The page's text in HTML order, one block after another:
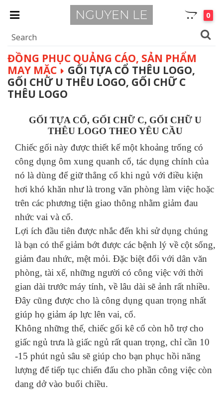
0
ĐỒNG PHỤC QUẢNG CÁO, SẢN PHẨM
MAY MẶC
GỐI TỰA CỔ THÊU LOGO,
GỐI CHỮ U THÊU LOGO, GỐI CHỮ C
THÊU LOGO
GỐI TỰA CỔ, GỐI CHỮ C, GỐI CHỮ U
THÊU LOGO THEO YÊU CẦU
Chiếc gối này được thiết kế một khoảng trống có
công dụng ôm xung quanh cổ, tác dụng chính của
nó là dùng để giữ thẳng cổ khi ngủ với điều kiện
hơi khó khăn như là trong văn phòng làm việc hoặc
trên các phương tiện giao thông nhằm giảm đau
nhức vai và cổ.
Lợi ích đầu tiên được nhắc đến khi sử dụng chúng
là bạn có thể giảm bớt được các bệnh lý về cột sống,
giảm đau nhức, mệt mỏi. Đặc biệt đối với dân văn
phòng, tài xế, những người có công việc với thời
gian dài trước máy tính, về lâu dài sẽ ảnh rất nhiều.
Đây cũng được cho là công dụng quan trọng nhất
giúp họ giảm áp lực lên vai, cổ.
Không những thế, chiếc gối kê cổ còn hỗ trợ cho
giấc ngủ trưa là giấc ngủ rất quan trọng, chỉ cần 10
-15 phút ngủ sâu sẽ giúp cho bạn phục hồi năng
lượng để tiếp tục chiến đấu cho phần công việc còn
dang dở vào buổi chiều.